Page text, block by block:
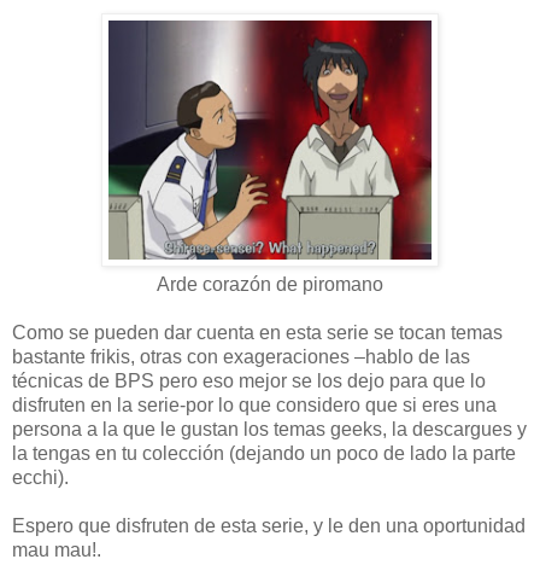
Arde corazón de piromano
Como se pueden dar cuenta en esta serie se tocan temas
bastante frikis, otras con exageraciones –hablo de las
técnicas de BPS pero eso mejor se los dejo para que lo
disfruten en la serie-por lo que considero que si eres una
persona a la que le gustan los temas geeks, la descargues y
la tengas en tu colección (dejando un poco de lado la parte
ecchi).
Espero que disfruten de esta serie, y le den una oportunidad
mau mau!.